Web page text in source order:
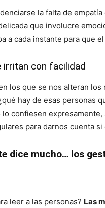
la falta de
que involucre
a cada instante para que
irritan con facilidad
los que se nos alteran
hay de esas personas
confiesen
para darnos cuenta si
dice mucho… los
leer a las personas? Las